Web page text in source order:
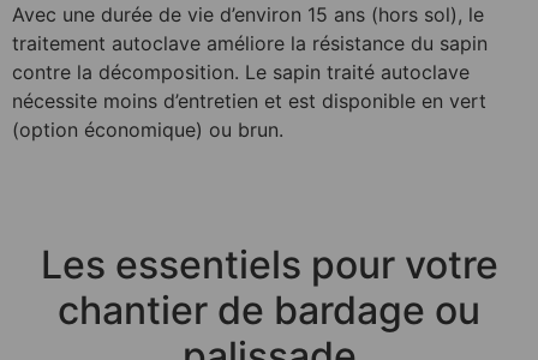
Avec une durée de vie d’environ 15 ans (hors sol), le
traitement autoclave améliore la résistance du sapin
contre la décomposition. Le sapin traité autoclave
nécessite moins d’entretien et est disponible en vert
(option économique) ou brun.
Les essentiels pour votre
chantier de bardage ou